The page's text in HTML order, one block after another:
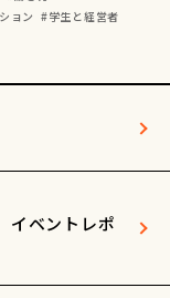
ョン
学生と経営者
イベントレポ